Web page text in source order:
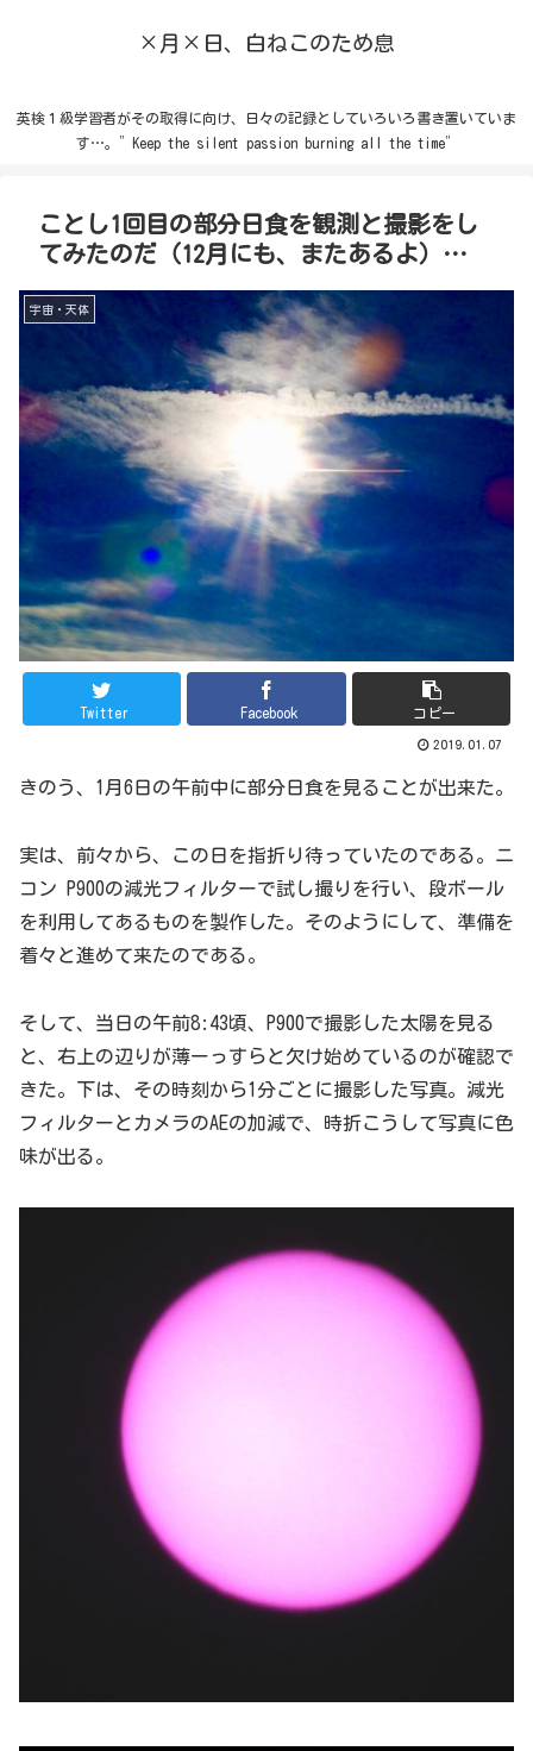
×月×日、白ねこのため息
英検１級学習者がその取得に向け、日々の記録としていろいろ書き置いていま
す…。”Keep the silent passion burning all the time”
ことし1回目の部分日食を観測と撮影をし
てみたのだ（12月にも、またあるよ）…
宇宙・天体
Twitter Facebook コピー
2019.01.07
きのう、1月6日の午前中に部分日食を見ることが出来た。
実は、前々から、この日を指折り待っていたのである。ニ
コン P900の減光フィルターで試し撮りを行い、段ボール
を利用してあるものを製作した。そのようにして、準備を
着々と進めて来たのである。
そして、当日の午前8:43頃、P900で撮影した太陽を見る
と、右上の辺りが薄ーっすらと欠け始めているのが確認で
きた。下は、その時刻から1分ごとに撮影した写真。減光
フィルターとカメラのAEの加減で、時折こうして写真に色
味が出る。